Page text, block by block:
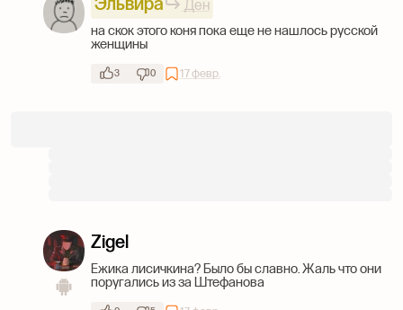
Эльвира
Ден
на скок этого коня пока еще не нашлось русской
женщины
3 0 17 февр.
Zigel
Ежика лисичкина? Было бы славно. Жаль что они
поругались из за Штефанова